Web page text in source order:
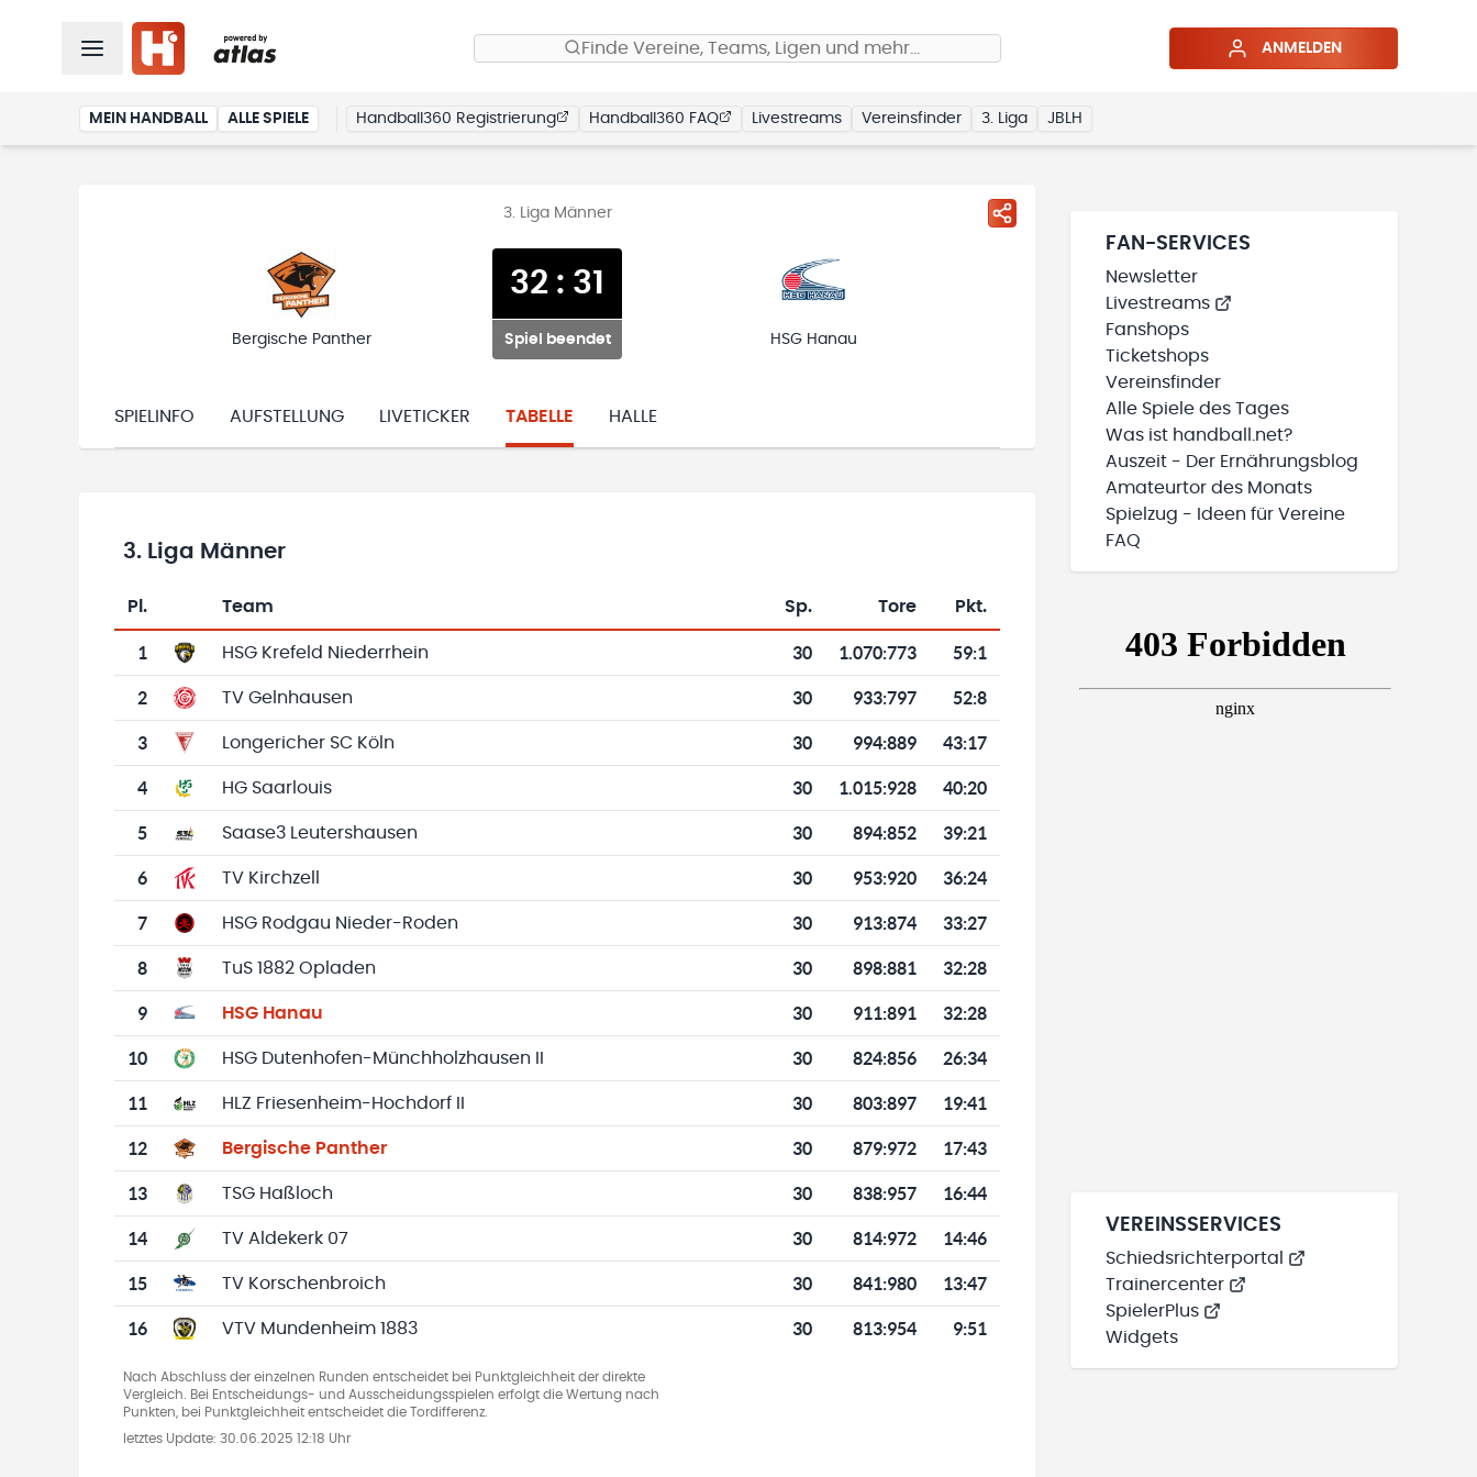
Finde Vereine, Teams, Ligen und mehr… ANMELDEN
MEIN HANDBALL ALLE SPIELE Handball360 Registrierung Handball360 FAQ Livestreams Vereinsfinder 3. Liga JBLH
3. Liga Männer
Bergische Panther
32 : 31
Spiel beendet HSG Hanau
SPIELINFO AUFSTELLUNG LIVETICKER TABELLE HALLE
3. Liga Männer
Tabelle mit Vereinsplatzierungen, Spielen, Toren und Punkten
Pl. Team Sp. Tore Pkt.
1 HSG Krefeld Niederrhein 30 1.070:773 59:1
2 TV Gelnhausen 30 933:797 52:8
3 Longericher SC Köln 30 994:889 43:17
4 HG Saarlouis 30 1.015:928 40:20
5 Saase3 Leutershausen 30 894:852 39:21
6 TV Kirchzell 30 953:920 36:24
7 HSG Rodgau Nieder-Roden 30 913:874 33:27
8 TuS 1882 Opladen 30 898:881 32:28
9 HSG Hanau 30 911:891 32:28
10 HSG Dutenhofen-Münchholzhausen II 30 824:856 26:34
11 HLZ Friesenheim-Hochdorf II 30 803:897 19:41
12 Bergische Panther 30 879:972 17:43
13 TSG Haßloch 30 838:957 16:44
14 TV Aldekerk 07 30 814:972 14:46
15 TV Korschenbroich 30 841:980 13:47
16 VTV Mundenheim 1883 30 813:954 9:51
Nach Abschluss der einzelnen Runden entscheidet bei Punktgleichheit der direkte
Vergleich. Bei Entscheidungs- und Ausscheidungsspielen erfolgt die Wertung nach
Punkten, bei Punktgleichheit entscheidet die Tordifferenz.
letztes Update: 30.06.2025 12:18 Uhr
FAN-SERVICES
Newsletter
Livestreams
Fanshops
Ticketshops
Vereinsfinder
Alle Spiele des Tages
Was ist handball.net?
Auszeit - Der Ernährungsblog
Amateurtor des Monats
Spielzug - Ideen für Vereine
FAQ
VEREINSSERVICES
Schiedsrichterportal
Trainercenter
SpielerPlus
Widgets